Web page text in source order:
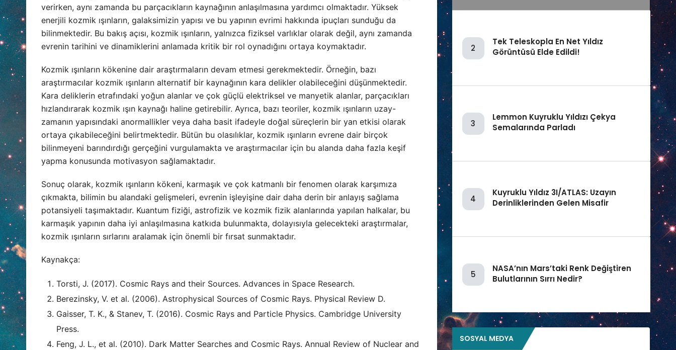
verirken, aynı zamanda bu parçacıkların kaynağının anlaşılmasına yardımcı olmaktadır. Yüksek
enerjili kozmik ışınların, galaksimizin yapısı ve bu yapının evrimi hakkında ipuçları sunduğu da
bilinmektedir. Bu bakış açısı, kozmik ışınların, yalnızca fiziksel varlıklar olarak değil, aynı zamanda
evrenin tarihini ve dinamiklerini anlamada kritik bir rol oynadığını ortaya koymaktadır.
Kozmik ışınların kökenine dair araştırmaların devam etmesi gerekmektedir. Örneğin, bazı
araştırmacılar kozmik ışınların alternatif bir kaynağının kara delikler olabileceğini düşünmektedir.
Kara deliklerin etrafındaki yoğun alanlar ve çok güçlü elektriksel ve manyetik alanlar, parçacıkları
hızlandırarak kozmik ışın kaynağı haline getirebilir. Ayrıca, bazı teoriler, kozmik ışınların uzay-
zamanın yapısındaki anormallikler veya daha basit ifadeyle doğal süreçlerin bir yan etkisi olarak
ortaya çıkabileceğini belirtmektedir. Bütün bu olasılıklar, kozmik ışınların evrene dair birçok
bilinmeyeni barındırdığı gerçeğini vurgulamakta ve araştırmacılar için bu alanda daha fazla keşif
yapma konusunda motivasyon sağlamaktadır.
Sonuç olarak, kozmik ışınların kökeni, karmaşık ve çok katmanlı bir fenomen olarak karşımıza
çıkmakta, bilimin bu alandaki gelişmeleri, evrenin işleyişine dair daha derin bir anlayış sağlama
potansiyeli taşımaktadır. Kuantum fiziği, astrofizik ve kozmik fizik alanlarında yapılan halkalar, bu
karmaşık yapının daha iyi anlaşılmasına katkıda bulunmakta, dolayısıyla gelecekteki araştırmalar,
kozmik ışınların sırlarını aralamak için önemli bir fırsat sunmaktadır.
Kaynakça:
Torsti, J. (2017). Cosmic Rays and their Sources. Advances in Space Research.
Berezinsky, V. et al. (2006). Astrophysical Sources of Cosmic Rays. Physical Review D.
Gaisser, T. K., & Stanev, T. (2016). Cosmic Rays and Particle Physics. Cambridge University
Press.
Feng, J. L., et al. (2010). Dark Matter Searches and Cosmic Rays. Annual Review of Nuclear and
2
Tek Teleskopla En Net Yıldız
Görüntüsü Elde Edildi!
3
Lemmon Kuyruklu Yıldızı Çekya
Semalarında Parladı
4
Kuyruklu Yıldız 3I/ATLAS: Uzayın
Derinliklerinden Gelen Misafir
5
NASA’nın Mars’taki Renk Değiştiren
Bulutlarının Sırrı Nedir?
SOSYAL MEDYA